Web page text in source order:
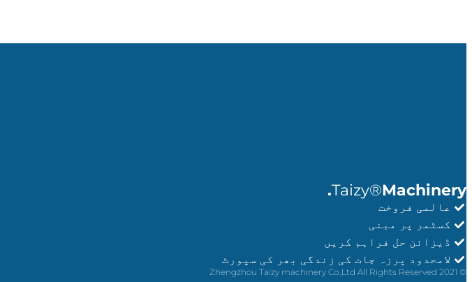
Taizy®Machinery.
عالمی فروخت
کسٹمر پر مبنی
ڈیزائن حل فراہم کریں
لامحدود پرزہ جات کی زندگی بھر کی سپورٹ
© 2021 Zhengzhou Taizy machinery Co.,Ltd All Rights Reserved